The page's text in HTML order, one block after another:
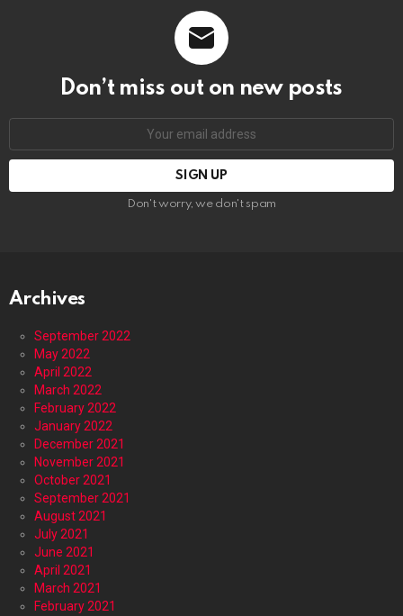
Don’t miss out on new posts
Don't worry, we don't spam
Archives
September 2022
May 2022
April 2022
March 2022
February 2022
January 2022
December 2021
November 2021
October 2021
September 2021
August 2021
July 2021
June 2021
April 2021
March 2021
February 2021